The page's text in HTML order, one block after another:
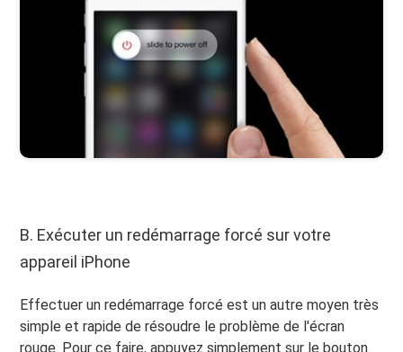
B. Exécuter un redémarrage forcé sur votre
appareil iPhone
Effectuer un redémarrage forcé est un autre moyen très
simple et rapide de résoudre le problème de l'écran
rouge. Pour ce faire, appuyez simplement sur le bouton